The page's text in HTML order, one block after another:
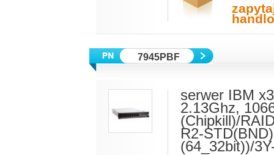
7945PBF
serwer IBM
2.13Ghz,
(Chipkill)/
R2-
(64_32bit))/